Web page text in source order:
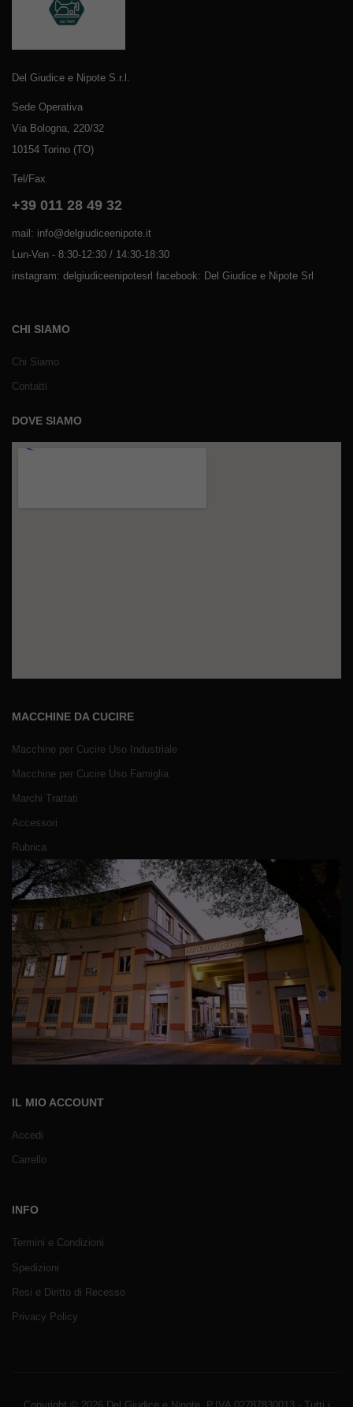
Del Giudice e Nipote S.r.l.
Sede Operativa
Via Bologna, 220/32
10154 Torino (TO)
Tel/Fax
+39 011 28 49 32
mail: info@delgiudiceenipote.it
Lun-Ven - 8:30-12:30 / 14:30-18:30
instagram: delgiudiceenipotesrl facebook: Del Giudice e Nipote Srl
CHI SIAMO
Chi Siamo
Contatti
DOVE SIAMO
MACCHINE DA CUCIRE
Macchine per Cucire Uso Industriale
Macchine per Cucire Uso Famiglia
Marchi Trattati
Accessori
Rubrica
IL MIO ACCOUNT
Accedi
Carrello
INFO
Termini e Condizioni
Spedizioni
Resi e Diritto di Recesso
Privacy Policy